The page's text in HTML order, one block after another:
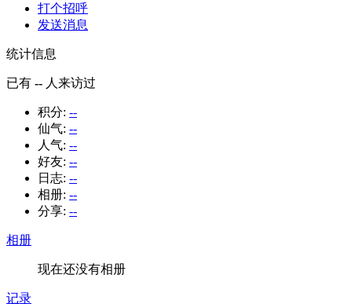
打个招呼
发送消息
统计信息
已有 -- 人来访过
积分: --
仙气: --
人气: --
好友: --
日志: --
相册: --
分享: --
相册
现在还没有相册
记录